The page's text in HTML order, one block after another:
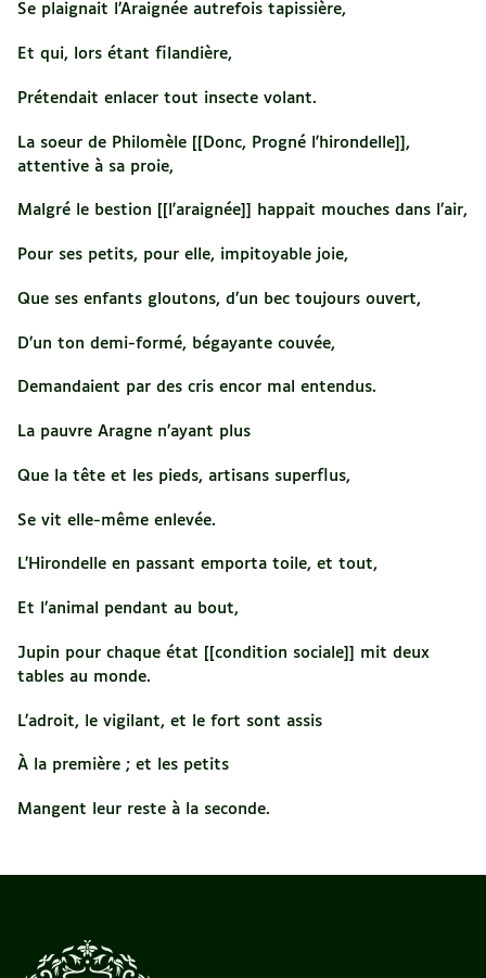
Se plaignait l’Araignée autrefois tapissière,
Et qui, lors étant filandière,
Prétendait enlacer tout insecte volant.
La soeur de Philomèle [[Donc, Progné l'hirondelle]],
attentive à sa proie,
Malgré le bestion [[l'araignée]] happait mouches dans l’air,
Pour ses petits, pour elle, impitoyable joie,
Que ses enfants gloutons, d’un bec toujours ouvert,
D’un ton demi-formé, bégayante couvée,
Demandaient par des cris encor mal entendus.
La pauvre Aragne n’ayant plus
Que la tête et les pieds, artisans superflus,
Se vit elle-même enlevée.
L’Hirondelle en passant emporta toile, et tout,
Et l’animal pendant au bout,
Jupin pour chaque état [[condition sociale]] mit deux
tables au monde.
L’adroit, le vigilant, et le fort sont assis
À la première ; et les petits
Mangent leur reste à la seconde.